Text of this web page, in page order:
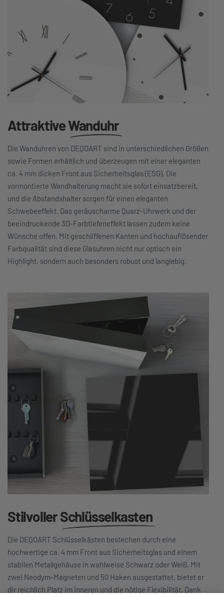
AttraktiveWanduhr
Die Wanduhren von DEQOART sind in unterschiedlichen Größen
sowie Formen erhältlich und überzeugen mit einer eleganten
ca. 4 mm dicken Front aus Sicherheitsglas (ESG). Die
vormontierte Wandhalterung macht sie sofort einsatzbereit,
und die Abstandshalter sorgen für einen eleganten
Schwebeeffekt. Das geräuscharme Quarz-Uhrwerk und der
beeindruckende 3D-Farbtiefeneffekt lassen zudem keine
Wünsche offen. Mit geschliffenen Kanten und hochauflösender
Farbqualität sind diese Glasuhren nicht nur optisch ein
Highlight, sondern auch besonders robust und langlebig.
StilvollerSchlüsselkasten
Die DEQOART Schlüsselkästen bestechen durch eine
hochwertige ca. 4 mm Front aus Sicherheitsglas und einem
stabilen Metallgehäuse in wahlweise Schwarz oder Weiß. Mit
zwei Neodym-Magneten und 50 Haken ausgestattet, bietet er
dir reichlich Platz im Inneren und die nötige Flexibilität. Dank